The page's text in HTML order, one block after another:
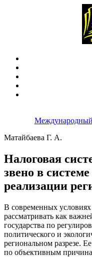
Матайбаева Г. А.
Налоговая
звено в
реализации
В современных
рассматривать как
государства по
политического и
региональном разрезе.
по объективным